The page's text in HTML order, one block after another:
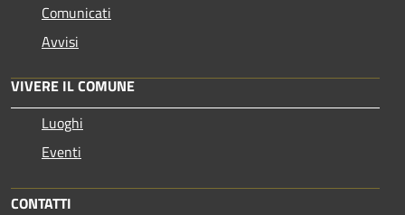
Comunicati
Avvisi
VIVERE IL COMUNE
Luoghi
Eventi
CONTATTI